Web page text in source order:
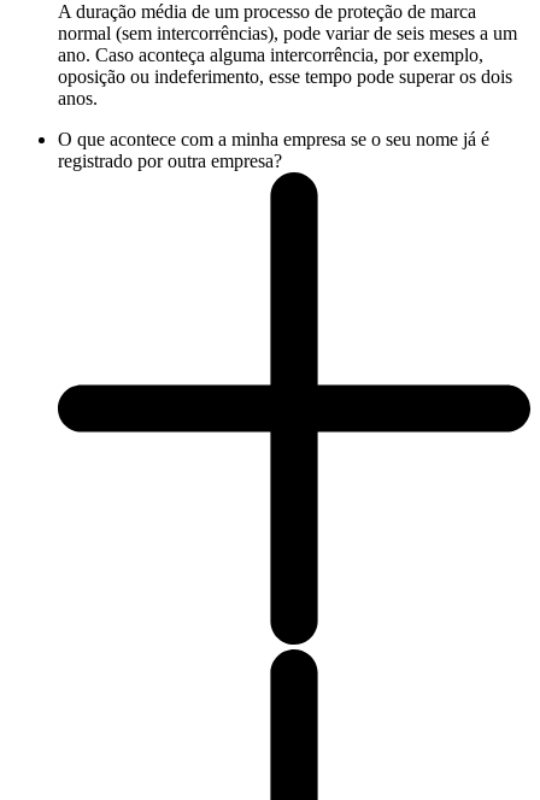
A duração média de um processo de proteção de marca
normal (sem intercorrências), pode variar de seis meses a um
ano. Caso aconteça alguma intercorrência, por exemplo,
oposição ou indeferimento, esse tempo pode superar os dois
anos.
O que acontece com a minha empresa se o seu nome já é
registrado por outra empresa?